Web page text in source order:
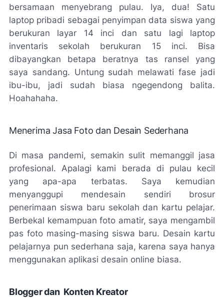
bersamaan menyebrang pulau. Iya, dua! Satu
laptop pribadi sebagai penyimpan data siswa yang
berukuran layar 14 inci dan satu lagi laptop
inventaris sekolah berukuran 15 inci. Bisa
dibayangkan betapa beratnya tas ransel yang
saya sandang. Untung sudah melawati fase jadi
ibu-ibu, jadi sudah biasa ngegendong balita.
Hoahahaha.
Menerima Jasa Foto dan Desain Sederhana
Di masa pandemi, semakin sulit memanggil jasa
profesional. Apalagi kami berada di pulau kecil
yang apa-apa terbatas. Saya kemudian
menyanggupi mendesain sendiri brosur
penerimaan siswa baru sekolah dan kartu pelajar.
Berbekal kemampuan foto amatir, saya mengambil
pas foto masing-masing siswa baru. Desain kartu
pelajarnya pun sederhana saja, karena saya hanya
menggunakan aplikasi desain online biasa.
Blogger dan Konten Kreator